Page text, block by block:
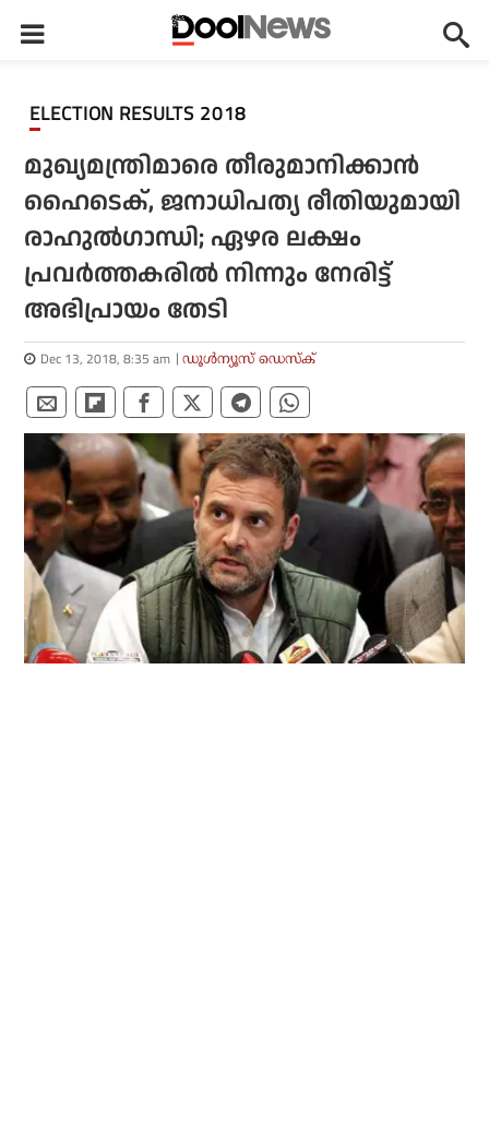
ELECTION RESULTS 2018
മുഖ്യമന്ത്രിമാരെ തീരുമാനിക്കാന്‍
ഹൈടെക്, ജനാധിപത്യ രീതിയുമായി
രാഹുല്‍ഗാന്ധി; ഏഴര ലക്ഷം
പ്രവര്‍ത്തകരില്‍ നിന്നും നേരിട്ട്
അഭിപ്രായം തേടി
Dec 13, 2018, 8:35 am ഡൂള്‍ന്യൂസ് ഡെസ്‌ക്